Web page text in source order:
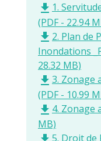
file_download 1.
(PDF - 22.94
file_download 2. Plan de
Inondations
28.32 MB)
file_download 3. Zonage
(PDF - 10.99
file_download 4. Zonage
MB)
5. Droit de